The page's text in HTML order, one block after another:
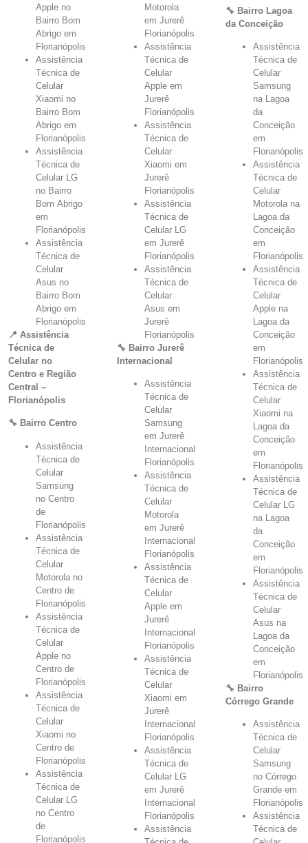
Apple no
Bairro Bom
Abrigo em
Florianópolis
Assistência
Técnica de
Celular
Xiaomi no
Bairro Bom
Abrigo em
Florianópolis
Assistência
Técnica de
Celular LG
no Bairro
Bom Abrigo
em
Florianópolis
Assistência
Técnica de
Celular
Asus no
Bairro Bom
Abrigo em
Florianópolis
📍 Assistência
Técnica de
Celular no
Centro e Região
Central –
Florianópolis
🔧 Bairro Centro
Assistência
Técnica de
Celular
Samsung
no Centro
de
Florianópolis
Assistência
Técnica de
Celular
Motorola no
Centro de
Florianópolis
Assistência
Técnica de
Celular
Apple no
Centro de
Florianópolis
Assistência
Técnica de
Celular
Xiaomi no
Centro de
Florianópolis
Assistência
Técnica de
Celular LG
no Centro
de
Florianópolis
Motorola
em Jurerê
Florianópolis
Assistência
Técnica de
Celular
Apple em
Jurerê
Florianópolis
Assistência
Técnica de
Celular
Xiaomi em
Jurerê
Florianópolis
Assistência
Técnica de
Celular LG
em Jurerê
Florianópolis
Assistência
Técnica de
Celular
Asus em
Jurerê
Florianópolis
🔧 Bairro Jurerê
Internacional
Assistência
Técnica de
Celular
Samsung
em Jurerê
Internacional
Florianópolis
Assistência
Técnica de
Celular
Motorola
em Jurerê
Internacional
Florianópolis
Assistência
Técnica de
Celular
Apple em
Jurerê
Internacional
Florianópolis
Assistência
Técnica de
Celular
Xiaomi em
Jurerê
Internacional
Florianópolis
Assistência
Técnica de
Celular LG
em Jurerê
Internacional
Florianópolis
Assistência
🔧 Bairro Lagoa
da Conceição
Assistência
Técnica de
Celular
Samsung
na Lagoa
da
Conceição
em
Florianópolis
Assistência
Técnica de
Celular
Motorola na
Lagoa da
Conceição
em
Florianópolis
Assistência
Técnica de
Celular
Apple na
Lagoa da
Conceição
em
Florianópolis
Assistência
Técnica de
Celular
Xiaomi na
Lagoa da
Conceição
em
Florianópolis
Assistência
Técnica de
Celular LG
na Lagoa
da
Conceição
em
Florianópolis
Assistência
Técnica de
Celular
Asus na
Lagoa da
Conceição
em
Florianópolis
🔧 Bairro
Córrego Grande
Assistência
Técnica de
Celular
Samsung
no Córrego
Grande em
Florianópolis
Assistência
Técnica de